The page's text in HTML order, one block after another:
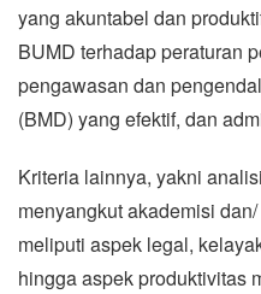
yang akuntabel dan
BUMD terhadap peraturan
pengawasan dan
(BMD) yang efektif, dan
Kriteria lainnya, yakni
menyangkut akademisi
meliputi aspek legal,
hingga aspek produktivitas